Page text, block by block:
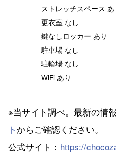
ストレッチスペース あ
更衣室 なし
鍵なしロッカー あり
駐車場 なし
駐輪場 なし
WiFi あり
※当サイト調べ。最新の情
ト からご確認ください。
公式サイト： https://